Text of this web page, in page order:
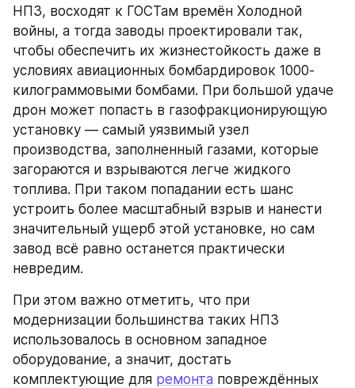
НПЗ, восходят к ГОСТам времён Холодной
войны, а тогда заводы проектировали так,
чтобы обеспечить их жизнестойкость даже в
условиях авиационных бомбардировок 1000-
килограммовыми бомбами. При большой удаче
дрон может попасть в газофракционирующую
установку — самый уязвимый узел
производства, заполненный газами, которые
загораются и взрываются легче жидкого
топлива. При таком попадании есть шанс
устроить более масштабный взрыв и нанести
значительный ущерб этой установке, но сам
завод всё равно останется практически
невредим.
При этом важно отметить, что при
модернизации большинства таких НПЗ
использовалось в основном западное
оборудование, а значит, достать
комплектующие для ремонта повреждённых